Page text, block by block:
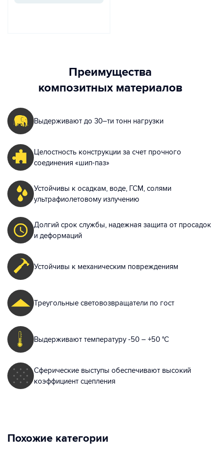
Преимущества
композитных материалов
Выдерживают до 30–ти тонн нагрузки
Целостность конструкции за счет прочного
соединения «шип-паз»
Устойчивы к осадкам, воде, ГСМ, солями
ультрафиолетовому излучению
Долгий срок службы, надежная защита от просадок
и деформаций
Устойчивы к механическим повреждениям
Треугольные световозвращатели по гост
Выдерживают температуру-50 – +50 °C
Сферические выступы обеспечивают высокий
коэффициент сцепления
Похожие категории